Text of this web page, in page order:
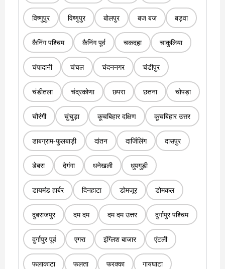
विष्णुपुर विष्णुपुर बोलपुर बज बज बड़वा
कैनिंग पश्चिम कैनिंग पूर्व चकदहा चाकुलिया
चंपादानी चंचल चंदननगर चंडीपुर
चंडीतला चंद्रकोणा छपरा छतना चोपड़ा
चौरंगी चुंचुड़ा कूचबिहार दक्षिण कूचबिहार उत्तर
डाबग्राम-फुलबाड़ी दांतन दार्जिलिंग दासपुर
डेबरा देगंगा धनेखली धुपगुड़ी
डायमंड हार्बर दिनहाटा डोमजूर डोमकल
दुबराजपुर दम दम दम दम उत्तर दुर्गापुर पश्चिम
दुर्गापुर पूर्व एगरा इंग्लिश बाजार एंटली
फलाकाटा फलता फरक्का गायघाटा